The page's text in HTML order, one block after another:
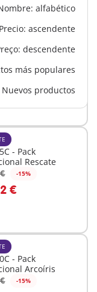
alfabético
Precio: ascendente
descendente
más populares
Nuevos productos
Maletín 'Pirata'
- Pack
Rescate
-15%
€
- Pack
Arcoíris
-15%